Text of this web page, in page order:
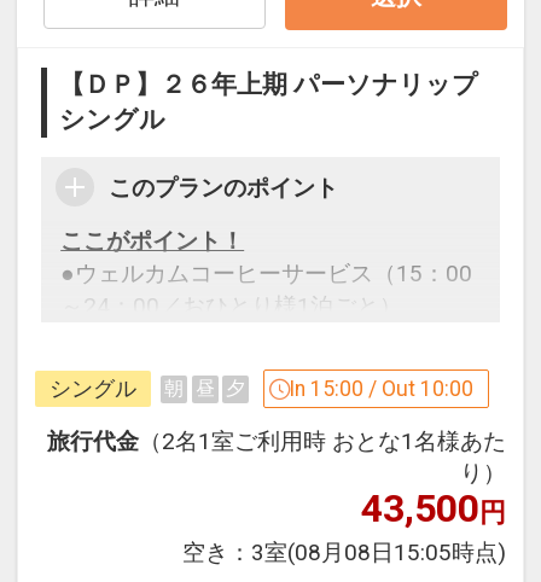
み下さい。
設定期間：2026年4月1日～2026年9月
30日
インターネットコース番号：DP-1-
17551541
【ＤＰ】２６年上期 パーソナリップ
シングル
このプランのポイント
ここがポイント！
●ウェルカムコーヒーサービス（15：00
～24：00／おひとり様1泊ごと）
※旅行代金に含まれます。
「食事なしプラン」と「朝食付プラン」
●「食事なしプラン」と「朝食付プラ
※ご覧のページがどちらかを【食事条
シングル 朝 昼 夕 In 15:00 / Out 10:00
旅行代金 （2名1室ご利用時 おとな1名様あた
り）
43,500円
空き： 3室(08月08日15:05時点)